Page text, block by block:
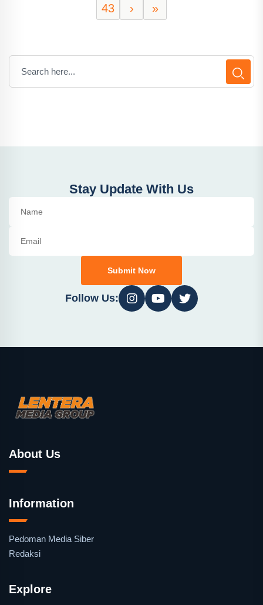
43
› »
Stay Update With Us
Submit Now
Follow Us:
About Us
Information
Pedoman Media Siber
Redaksi
Explore